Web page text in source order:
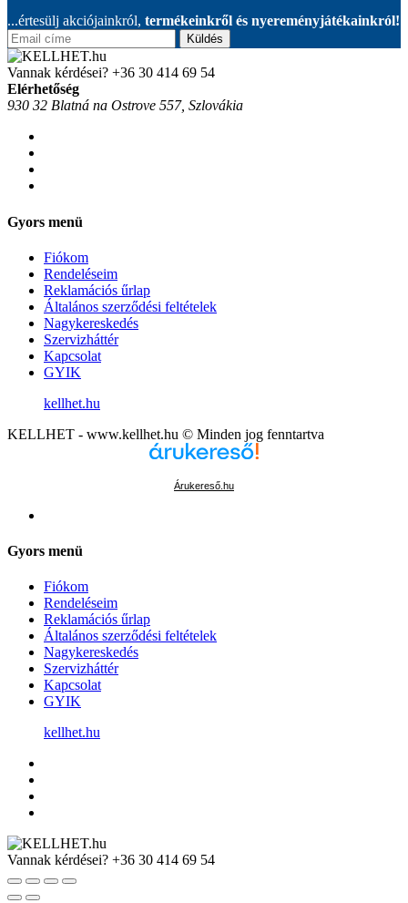
...értesülj akciójainkról, termékeinkről és nyereményjátékainkról!
Küldés
Vannak kérdései? +36 30 414 69 54
Elérhetőség
930 32 Blatná na Ostrove 557, Szlovákia
Gyors menü
Fiókom
Rendeléseim
Reklamációs űrlap
Általános szerződési feltételek
Nagykereskedés
Szervizháttér
Kapcsolat
GYIK
kellhet.hu
KELLHET - www.kellhet.hu © Minden jog fenntartva
Árukereső.hu
Gyors menü
Fiókom
Rendeléseim
Reklamációs űrlap
Általános szerződési feltételek
Nagykereskedés
Szervizháttér
Kapcsolat
GYIK
kellhet.hu
Vannak kérdései? +36 30 414 69 54